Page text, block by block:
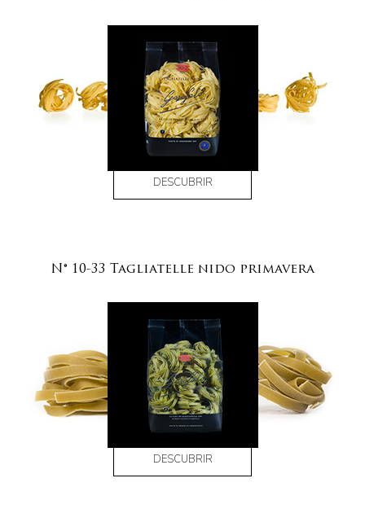
DESCUBRIR
N° 10-33 Tagliatelle nido primavera
DESCUBRIR